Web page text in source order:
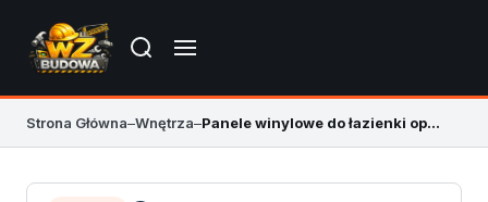
Strona Główna–Wnętrza– Panele winylowe do łazienki opinie – czy warto